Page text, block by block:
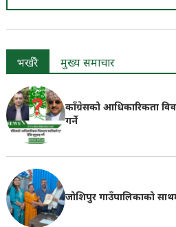
भर्खरै मुख्य समाचार
काँग्रेसको आधिकारिकता
गर्ने
जोशिपुर गाउँपालिकाको